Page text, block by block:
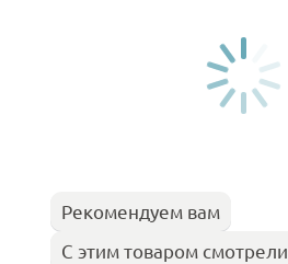
Рекомендуем вам
С этим товаром смотрели